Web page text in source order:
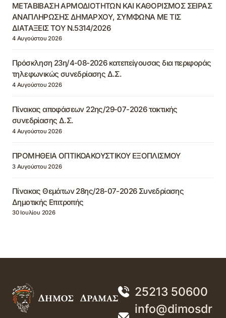
ΜΕΤΑΒΙΒΑΣΗ ΑΡΜΟΔΙΟΤΗΤΩΝ ΚΑΙ ΚΑΘΟΡΙΣΜΟΣ ΣΕΙΡΑΣ
ΑΝΑΠΛΗΡΩΣΗΣ ΔΗΜΑΡΧΟΥ, ΣΥΜΦΩΝΑ ΜΕ ΤΙΣ
ΔΙΑΤΑΞΕΙΣ ΤΟΥ Ν.5314/2026
4 Αυγούστου 2026
Πρόσκληση 23η/4-08-2026 κατεπείγουσας δια περιφοράς
τηλεφωνικώς συνεδρίασης Δ.Σ.
4 Αυγούστου 2026
Πίνακας αποφάσεων 22ης/29-07-2026 τακτικής
συνεδρίασης Δ.Σ.
4 Αυγούστου 2026
ΠΡΟΜΗΘΕΙΑ ΟΠΤΙΚΟΑΚΟΥΣΤΙΚΟΥ ΕΞΟΠΛΙΣΜΟΥ
3 Αυγούστου 2026
Πίνακας Θεμάτων 28ης/28-07-2026 Συνεδρίασης
Δημοτικής Επιτροπής
30 Ιουλίου 2026
25213 50600
info@dimosdr